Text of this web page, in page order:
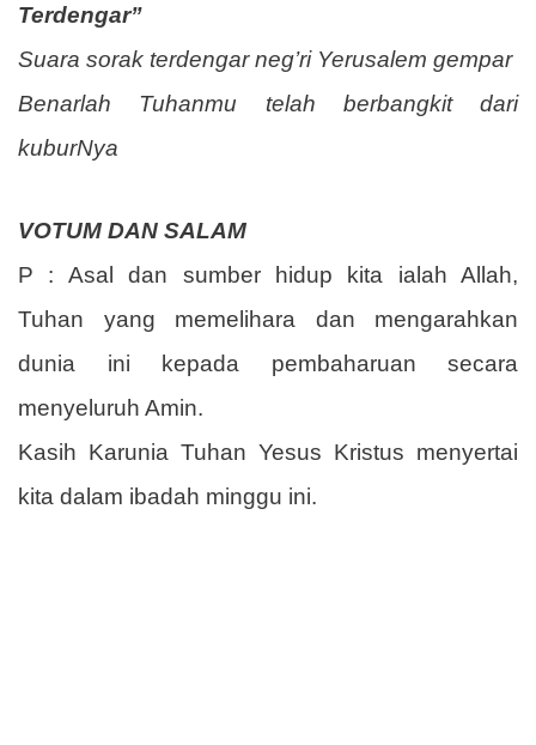
Terdengar”
Suara sorak terdengar neg’ri Yerusalem gempar
Benarlah Tuhanmu telah berbangkit dari
kuburNya
VOTUM DAN SALAM
P : Asal dan sumber hidup kita ialah Allah,
Tuhan yang memelihara dan mengarahkan
dunia ini kepada pembaharuan secara
menyeluruh Amin.
Kasih Karunia Tuhan Yesus Kristus menyertai
kita dalam ibadah minggu ini.